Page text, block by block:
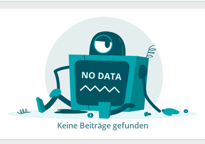
Keine Beiträge gefunden